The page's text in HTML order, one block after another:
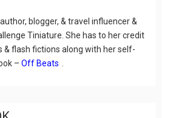
blogger, & travel influencer &
Tiniature. She has to her credit
& flash fictions along with her self-
– Off Beats .